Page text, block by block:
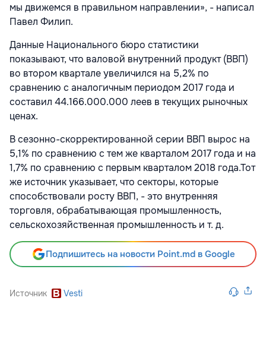
мы движемся в правильном направлении», - написал
Павел Филип.
Данные Национального бюро статистики
показывают, что валовой внутренний продукт (ВВП)
во втором квартале увеличился на 5,2% по
сравнению с аналогичным периодом 2017 года и
составил 44.166.000.000 леев в текущих рыночных
ценах.
В сезонно-скорректированной серии ВВП вырос на
5,1% по сравнению с тем же кварталом 2017 года и на
1,7% по сравнению с первым кварталом 2018 года.Тот
же источник указывает, что секторы, которые
способствовали росту ВВП, - это внутренняя
торговля, обрабатывающая промышленность,
сельскохозяйственная промышленность и т. д.
Подпишитесь на новости Point.md в Google
Источник Vesti